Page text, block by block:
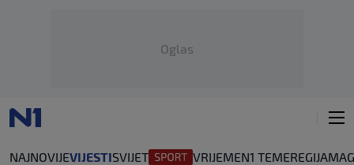
Oglas
NAJNOVIJEVIJESTISVIJET VRIJEMEN1 TEMEREGIJA